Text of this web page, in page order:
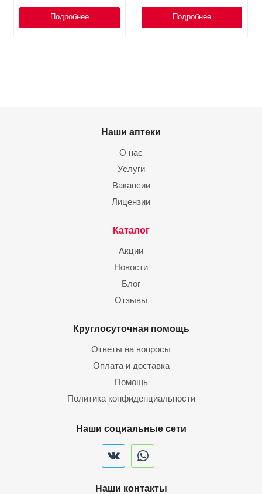
Подробнее Подробнее
Наши аптеки
О нас
Услуги
Вакансии
Лицензии
Каталог
Акции
Новости
Блог
Отзывы
Круглосуточная помощь
Ответы на вопросы
Оплата и доставка
Помощь
Политика конфиденциальности
Наши социальные сети
Наши контакты